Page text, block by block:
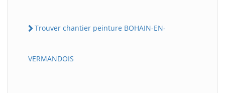
Trouver chantier peinture BOHAIN-EN-
VERMANDOIS